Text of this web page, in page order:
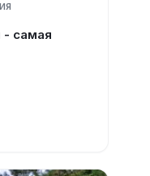
самая